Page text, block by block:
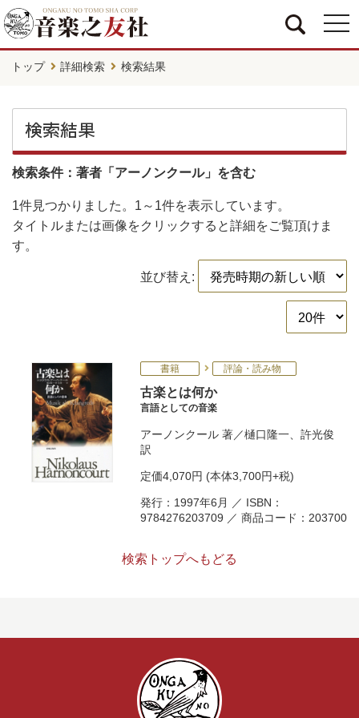
トップ 詳細検索 検索結果
検索結果
検索条件：著者「アーノンクール」を含む
1件見つかりました。 1～1件を表示しています。
タイトルまたは画像をクリックすると詳細をご覧頂けま
す。
並び替え:
書籍 評論・読み物
古楽とは何か
言語としての音楽
アーノンクール 著／樋口隆一
許光俊
訳
定価4,070円 (本体3,700円+税)
発行：1997年6月 ／ ISBN：
9784276203709 ／ 商品コード：203700
検索トップへもどる